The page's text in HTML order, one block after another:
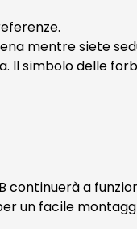
mentre siete
Il simbolo delle
continuerà a
un facile